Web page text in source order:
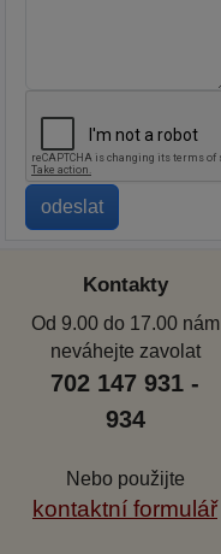
Kontakty
Od 9.00 do 17.00 nám
neváhejte zavolat
702 147 931 -
934
Nebo použijte
kontaktní formulář